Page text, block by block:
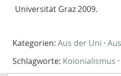
Universität Graz 2009.
Kategorien: Aus der Uni ·
Schlagworte: Kolonialismus ·